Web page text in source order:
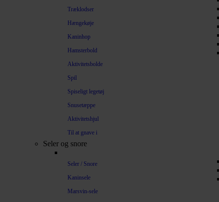
Træklodser
Hængekøje
Kaninhop
Hamsterbold
Aktivitetsbolde
Spil
Spiseligt legetøj
Snusetæppe
Aktivitetshjul
Til at gnave i
Seler og snore
Seler / Snore
Kaninsele
Marsvin-sele